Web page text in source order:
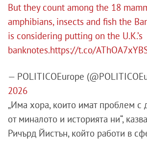
But they count among the 18
amphibians, insects and fish the
is considering putting on the U.K.’s
banknotes.https://t.co/
— POLITICOEurope
2026
„Има хора, които имат проблем с
от миналото и историята ни“,
Ричърд Йистън, който работи в